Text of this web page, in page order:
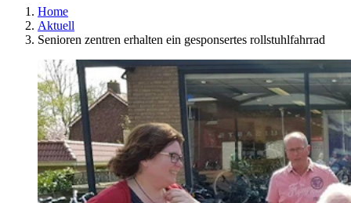
Home
Aktuell
Senioren zentren erhalten ein gesponsertes rollstuhlfahrrad